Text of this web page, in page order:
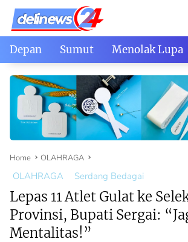
Skip
content
Depan Sumut Menolak Lupa
Home OLAHRAGA
OLAHRAGA Serdang Bedagai
Lepas 11 Atlet Gulat ke
Provinsi, Bupati Sergai:
Mentalitas!”